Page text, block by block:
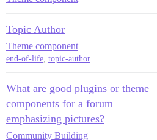
Topic Author
Theme component
end-of-life, topic-author
What are good plugins or theme
components for a forum
emphasizing pictures?
Community Building